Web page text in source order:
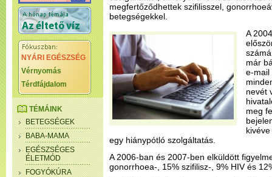
NYÁRI EGÉSZSÉG
Vérnyomás
Térdfájdalom
TÉMÁINK
BETEGSÉGEK
BABA-MAMA
EGÉSZSÉGES
ÉLETMÓD
FOGYÓKÚRA
megfertőződhettek szifilisszel,
betegségekkel.
A
már
e-mail
nevét
meg
egy hiánypótló szolgáltatás.
A 2006-ban és 2007-ben elküldött
gonorrhoea-, 15% szifilisz-, 9% HIV és